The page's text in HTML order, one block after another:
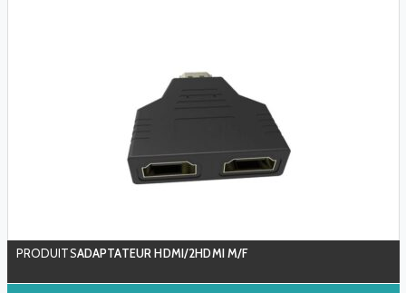
ADAPTATEUR HDMI/2HDMI M/F